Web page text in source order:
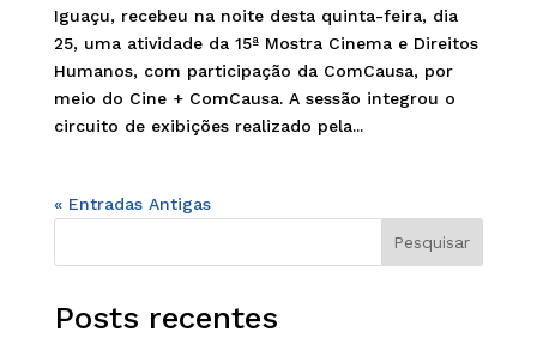
Iguaçu, recebeu na noite desta quinta-feira, dia
25, uma atividade da 15ª Mostra Cinema e Direitos
Humanos, com participação da ComCausa, por
meio do Cine + ComCausa. A sessão integrou o
circuito de exibições realizado pela...
« Entradas Antigas
Pesquisar
Posts recentes